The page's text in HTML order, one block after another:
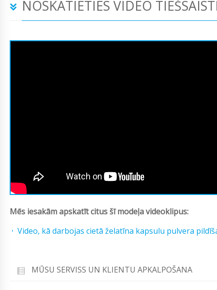
NOSKATIETIES VIDEO
Mēs iesakām apskatīt citus šī modeļa videoklipus:
Video, kā darbojas cietā želatīna kapsulu pulvera
MŪSU SERVISS UN KLIENTU APKALPOŠANA